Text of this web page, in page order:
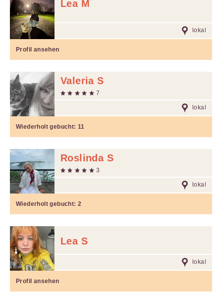
Lea M
lokal
Profil ansehen
Valeria S
7
lokal
Wiederholt gebucht:11
Roslinda S
3
lokal
Wiederholt gebucht:2
Lea S
lokal
Profil ansehen